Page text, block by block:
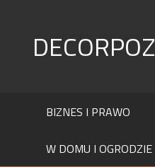
content
BIZNES I PRAWO
W DOMU I OGRODZIE